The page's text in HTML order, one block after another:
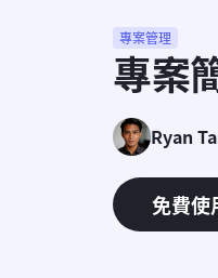
專案管理
專案
Ryan
免費